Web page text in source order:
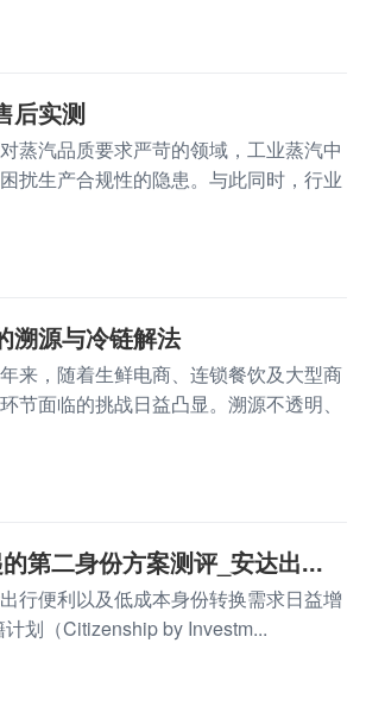
后实测
蒸汽品质要求严苛的领域，工业蒸汽中
扰生产合规性的隐患。与此同时，行业
溯源与冷链解法
来，随着生鲜电商、连锁餐饮及大型商
节面临的挑战日益凸显。溯源不透明、
第二身份方案测评_安达出...
行便利以及低成本身份转换需求日益增
划（Citizenship by Investm...